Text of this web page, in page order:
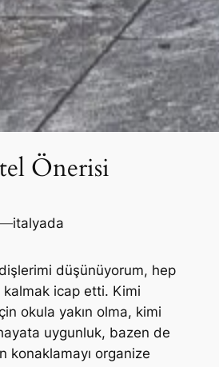
Önerisi
italyada
düşünüyorum, hep
kalmak icap etti. Kimi
okula yakın olma, kimi
uygunluk, bazen de
konaklamayı organize